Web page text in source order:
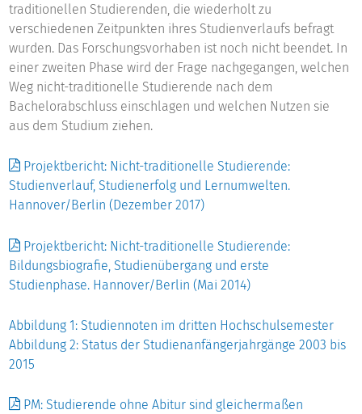
traditionellen Studierenden, die wiederholt zu
verschiedenen Zeitpunkten ihres Studienverlaufs befragt
wurden. Das Forschungsvorhaben ist noch nicht beendet. In
einer zweiten Phase wird der Frage nachgegangen, welchen
Weg nicht-traditionelle Studierende nach dem
Bachelorabschluss einschlagen und welchen Nutzen sie
aus dem Studium ziehen.
Projektbericht: Nicht-traditionelle Studierende:
Studienverlauf, Studienerfolg und Lernumwelten.
Hannover/Berlin (Dezember 2017)
Projektbericht: Nicht-traditionelle Studierende:
Bildungsbiografie, Studienübergang und erste
Studienphase. Hannover/Berlin (Mai 2014)
Abbildung 1: Studiennoten im dritten Hochschulsemester
Abbildung 2: Status der Studienanfängerjahrgänge 2003 bis
2015
PM: Studierende ohne Abitur sind gleichermaßen